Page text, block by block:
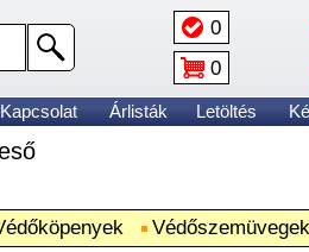
0
0
Kapcsolat Árlisták Letöltés
Védőszemüvegek